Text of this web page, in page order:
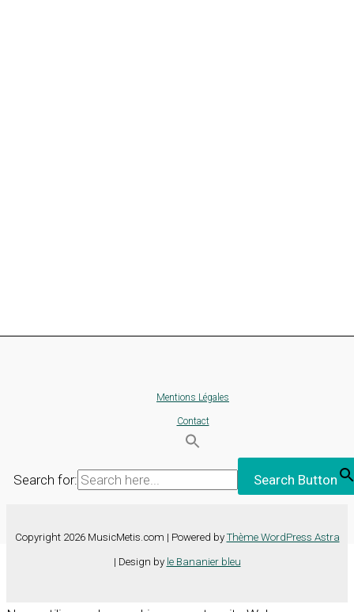
Mentions Légales
Contact
Search for: Search Button
Copyright 2026 MusicMetis.com | Powered by Thème WordPress Astra
| Design by le Bananier bleu